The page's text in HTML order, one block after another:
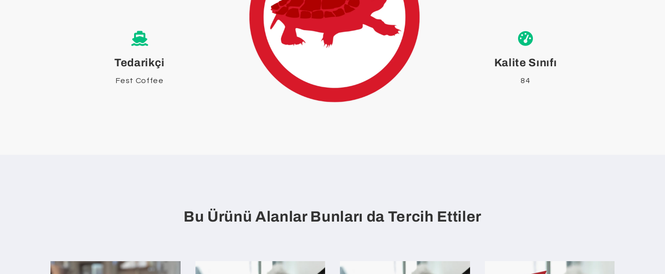
Tedarikçi
Fest Coffee
Kalite Sınıfı
84
Bu Ürünü Alanlar Bunları da Tercih Ettiler